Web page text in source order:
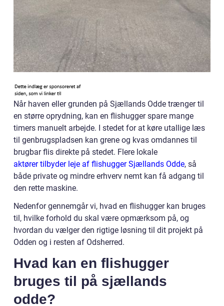
Når haven eller grunden på Sjællands Odde trænger til
en større oprydning, kan en flishugger spare mange
timers manuelt arbejde. I stedet for at køre utallige læs
til genbrugspladsen kan grene og kvas omdannes til
brugbar flis direkte på stedet. Flere lokale
aktører tilbyder leje af flishugger Sjællands Odde, så
både private og mindre erhverv nemt kan få adgang til
den rette maskine.
Nedenfor gennemgår vi, hvad en flishugger kan bruges
til, hvilke forhold du skal være opmærksom på, og
hvordan du vælger den rigtige løsning til dit projekt på
Odden og i resten af Odsherred.
Hvad kan en flishugger
bruges til på sjællands
odde?